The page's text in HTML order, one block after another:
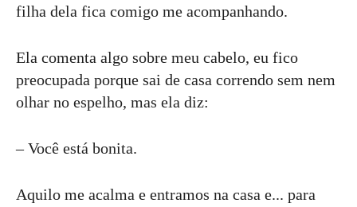
filha dela fica comigo me acompanhando.
Ela comenta algo sobre meu cabelo, eu fico
preocupada porque sai de casa correndo sem nem
olhar no espelho, mas ela diz:
– Você está bonita.
Aquilo me acalma e entramos na casa e... para